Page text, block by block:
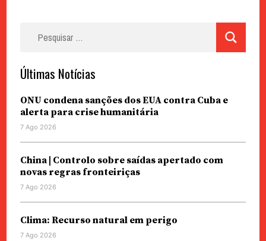
Últimas Notícias
ONU condena sanções dos EUA contra Cuba e
alerta para crise humanitária
7 Ago 2026
China | Controlo sobre saídas apertado com
novas regras fronteiriças
7 Ago 2026
Clima: Recurso natural em perigo
7 Ago 2026